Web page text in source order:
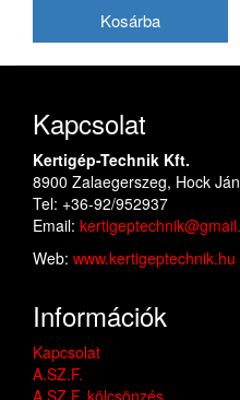
Kapcsolat
Kertigép-Technik Kft.
8900 Zalaegerszeg, Hock
Tel: +36-92/952937
Email:
Web: www.kertigeptechnik.hu
Információk
Kapcsolat
A.SZ.F.
A.SZ.F. kölcsönzés